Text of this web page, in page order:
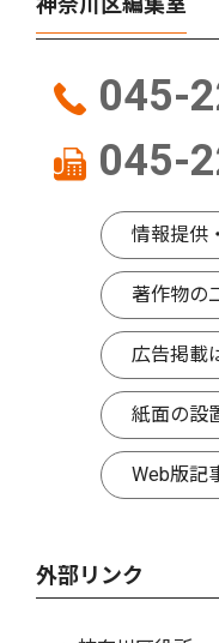
045-
045-
情報提供
著作物の
広告掲載
紙面の設
Web版記
外部リンク